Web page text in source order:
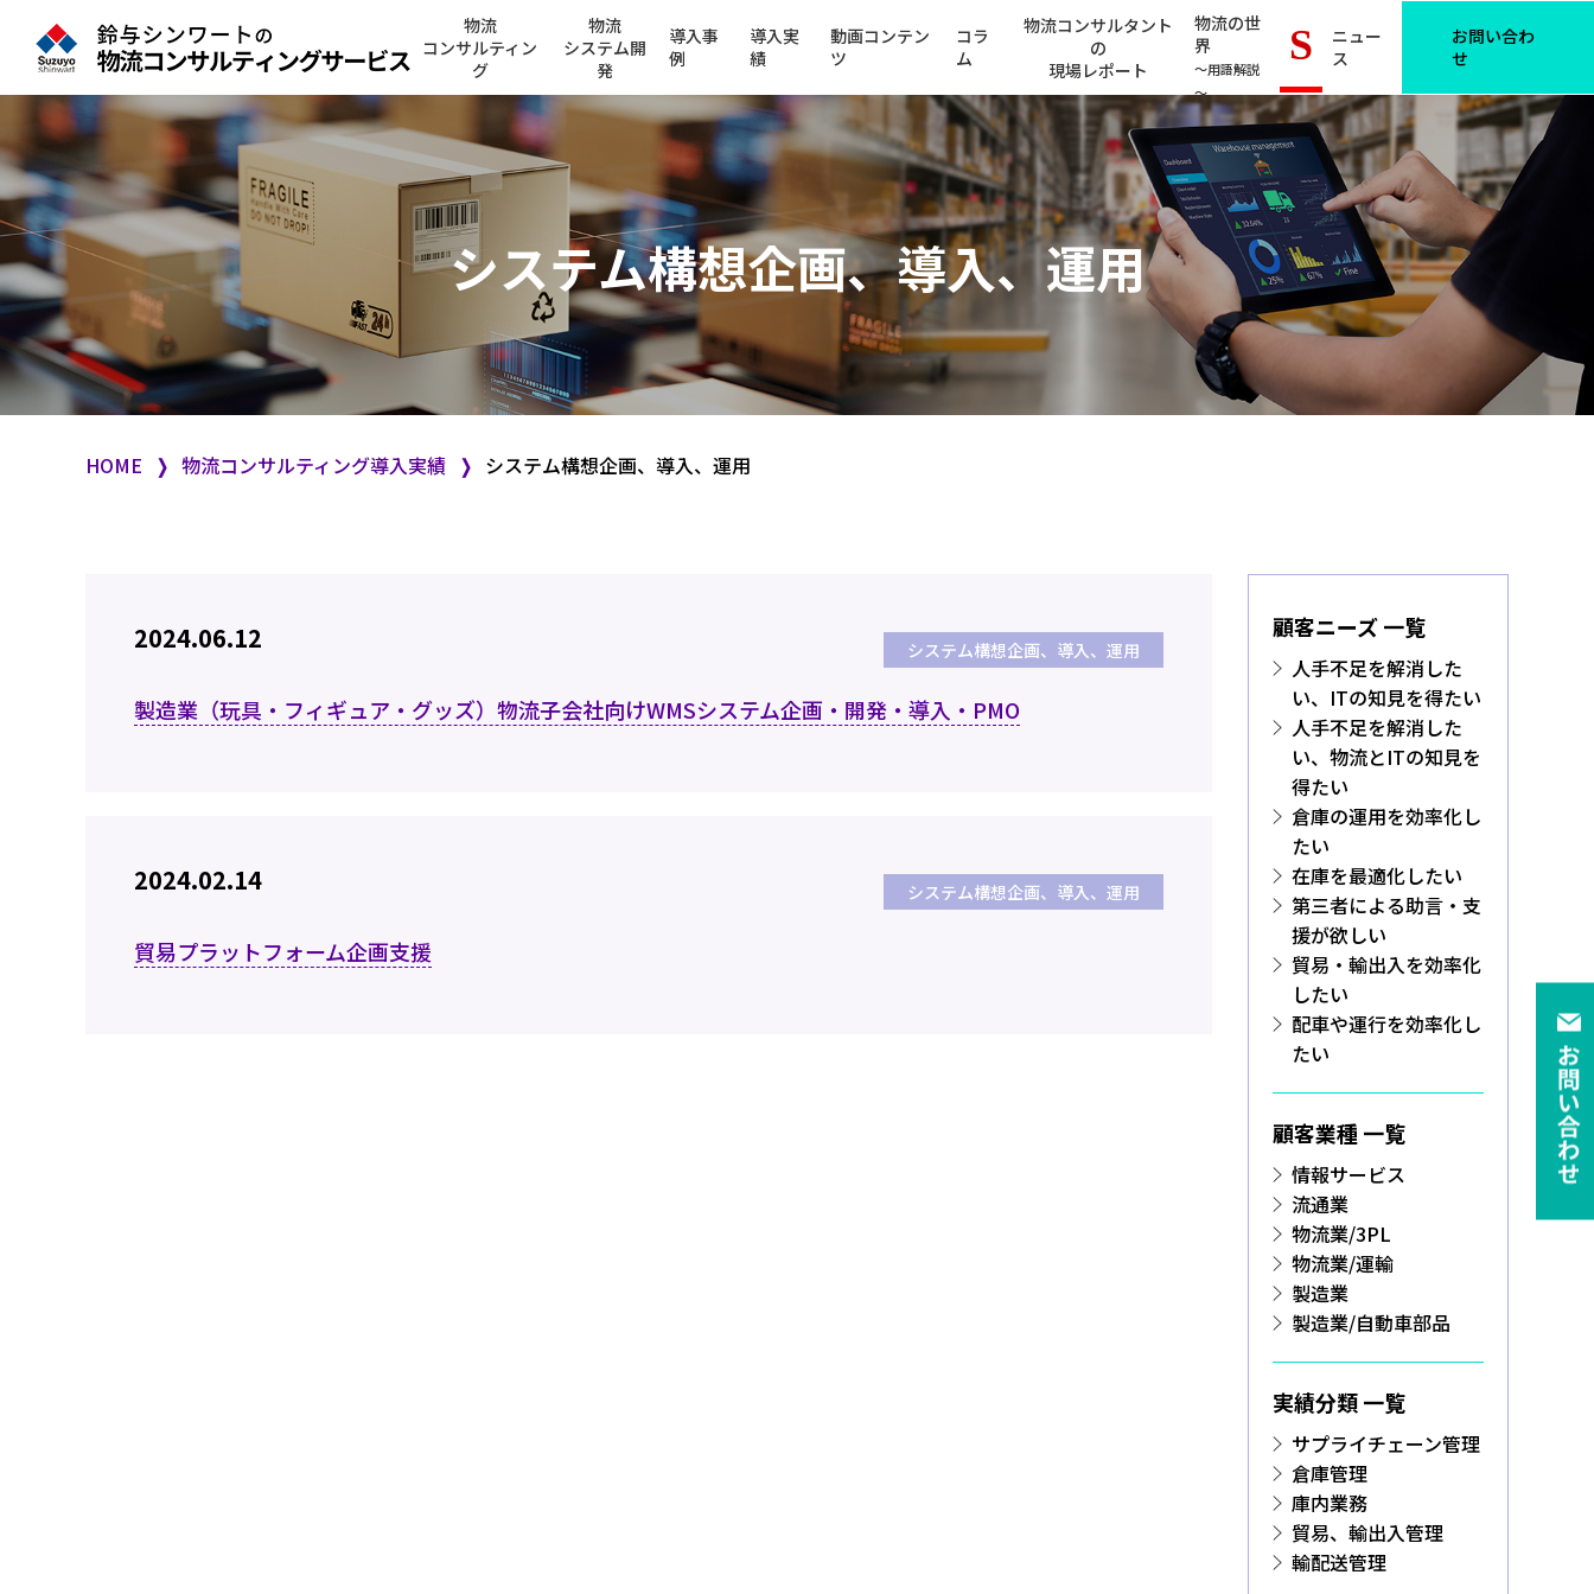
物流
コンサルティン
グ
物流
システム開
発
導入事
例
導入実
績
動画コンテン
ツ
コラ
ム
物流コンサルタント
の
現場レポート
物流の世
界
～用語解説
～
S
ニュー
ス
お問い合わ
せ
システム構想企画、導入、運用
HOME ❭ 物流コンサルティング導入実績 ❭ システム構想企画、導入、運用
2024.06.12 システム構想企画、導入、運用
製造業（玩具・フィギュア・グッズ）物流子会社向けWMSシステム企画・開発・導入・PMO
2024.02.14 システム構想企画、導入、運用
貿易プラットフォーム企画支援
顧客ニーズ 一覧
人手不足を解消した
い、ITの知見を得たい
人手不足を解消した
い、物流とITの知見を
得たい
倉庫の運用を効率化し
たい
在庫を最適化したい
第三者による助言・支
援が欲しい
貿易・輸出入を効率化
したい
配車や運行を効率化し
たい
顧客業種 一覧
情報サービス
流通業
物流業/3PL
物流業/運輸
製造業
製造業/自動車部品
実績分類 一覧
サプライチェーン管理
倉庫管理
庫内業務
貿易、輸出入管理
輸配送管理